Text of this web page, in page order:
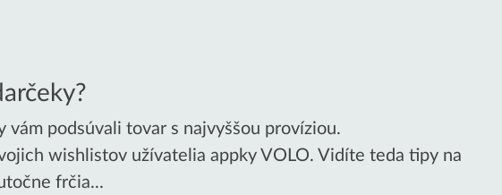
podsúvali tovar s najvyššou províziou.
wishlistov užívatelia appky VOLO. Vidíte teda tipy na
frčia...